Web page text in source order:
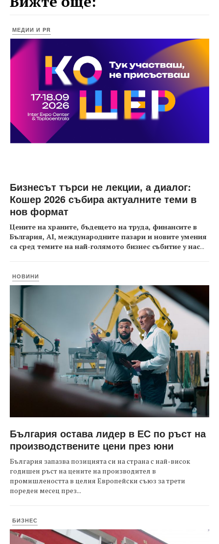
МЕДИИ И PR
Бизнесът търси не лекции, а диалог:
Кошер 2026 събира актуалните теми в
нов формат
Цените на храните, бъдещето на труда, финансите в
България, AI, международните пазари и новите умения
са сред темите на най-голямото бизнес събитие у нас...
НОВИНИ
България остава лидер в ЕС по ръст на
производствените цени през юни
България запазва позицията си на страна с най-висок
годишен ръст на цените на производител в
промишлеността в целия Европейски съюз за трети
пореден месец през...
БИЗНЕС